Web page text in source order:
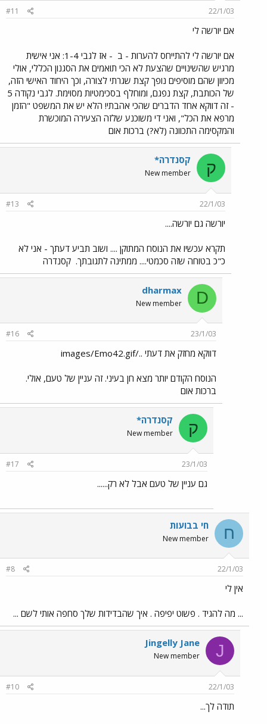
22/1/03
#11
אם יורשה לי
אם יורשה לי להתייחס להערות - ב
- אז לגבי 1-4: אני אישית
מרגיש שהשינויים שהצעת לא הכי תואמים את הסגנון הכללי, אולי
מכיוון שהם מוסיפים נופך קצת שגרתי לצורה, וכך היחוד האישי הזה,
של הכותבת, קצת נפגם, ומוחלף בסכימטיות מסוימת. לגבי נקודה 5
- זה דווקא אחד הדברים שהכי אהבתי! הלא יש את המשפט "הזמן
מרפא את הכל", ואני די משוכנע שלזה הצעירה המוכשרת
והמקסימה התכוונה (לא?) ברכות אום
ק קסנדרה*
New member
22/1/03
#13
יורשה גם יורשה....
תקרא עכשיו את הנוסח המתוקן .... ושוב תביע דעתך - אני לא
כ"כ בטוחה שזה סכמטי.... ממתינה לתגובתך. קסנדרה
D
dharmax
New member
23/1/03
#16
דווקא מחזק את דעתי ../images/Emo42.gif
הנוסח הקודם יותר מצא חן בעיני. זה עניין של טעם, אולי.
ברכות אום
ק קסנדרה*
New member
23/1/03
#17
גם עניין של טעם אבל לא רק......
ח חי בבועות
New member
22/1/03
#8
אין לי
... מה להגיד . פשוט יפיפה . איך שהבדידות שלך סחפה אותי לשם ...
J
Jingelly Jane
New member
22/1/03
#10
תודה לך...